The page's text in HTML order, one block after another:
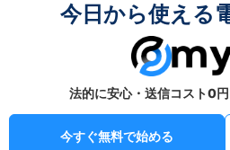
今日から使える
法的に安心・送信コスト0
今すぐ無料で始める